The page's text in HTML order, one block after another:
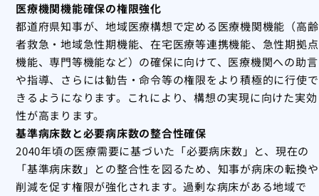
医療機関機能確保の権限強化
都道府県知事が、地域医療構想で定める医療機関機能（高齢
者救急・地域急性期機能、在宅医療等連携機能、急性期拠点
機能、専門等機能など）の確保に向けて、医療機関への助言
や指導、さらには勧告・命令等の権限をより積極的に行使で
きるようになります。これにより、構想の実現に向けた実効
性が高まります。
基準病床数と必要病床数の整合性確保
2040年頃の医療需要に基づいた「必要病床数」と、現在の
「基準病床数」との整合性を図るため、知事が病床の転換や
削減を促す権限が強化されます。過剰な病床がある地域で